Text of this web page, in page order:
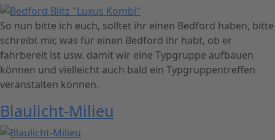
So nun bitte ich euch, solltet ihr einen Bedford haben, bitte
schreibt mir, was für einen Bedford ihr habt, ob er
fahrbereit ist usw. damit wir eine Typgruppe aufbauen
können und vielleicht auch bald ein Typgruppentreffen
veranstalten können.
Blaulicht-Milieu